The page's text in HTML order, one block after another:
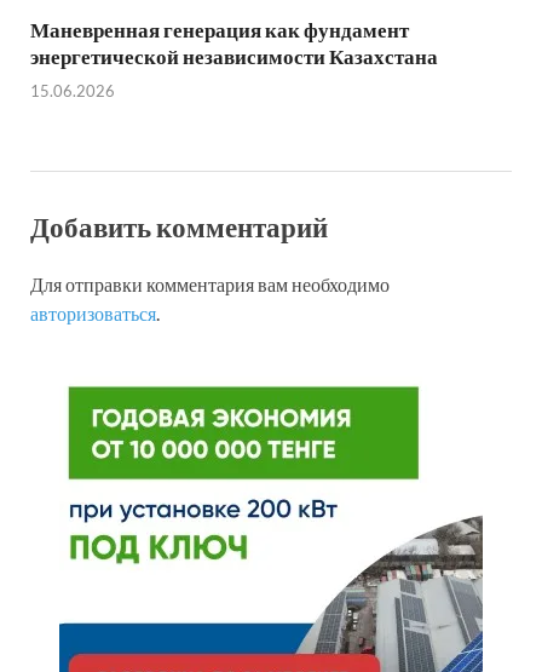
Маневренная генерация как фундамент
энергетической независимости Казахстана
15.06.2026
Добавить комментарий
Для отправки комментария вам необходимо
авторизоваться